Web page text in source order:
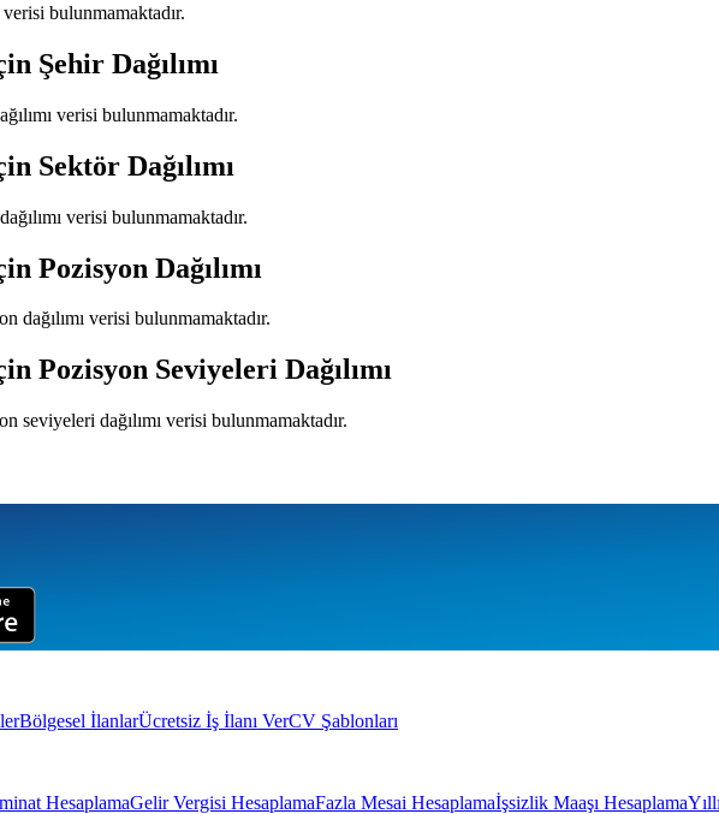
bulunmamaktadır.
Şehir Dağılımı
verisi bulunmamaktadır.
Sektör Dağılımı
verisi bulunmamaktadır.
Pozisyon Dağılımı
dağılımı verisi bulunmamaktadır.
Pozisyon Seviyeleri Dağılımı
seviyeleri dağılımı verisi bulunmamaktadır.
Bölgesel İlanlarÜcretsiz İş İlanı VerCV Şablonları
HesaplamaGelir Vergisi HesaplamaFazla Mesai Hesaplamaİşsizlik Maaşı Hesaplama